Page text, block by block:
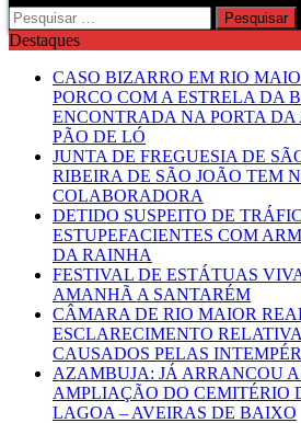
Pesquisar
por:
Destaques
CASO BIZARRO EM RIO
PORCO COM A ESTRELA DA
ENCONTRADA NA PORTA
PÃO DE LÓ
JUNTA DE FREGUESIA DE
RIBEIRA DE SÃO JOÃO TEM
COLABORADORA
DETIDO SUSPEITO DE
ESTUPEFACIENTES COM
DA RAINHA
FESTIVAL DE ESTÁTUAS
AMANHÃ A SANTARÉM
CÂMARA DE RIO MAIOR
ESCLARECIMENTO
CAUSADOS PELAS
AZAMBUJA: JÁ ARRANCOU
AMPLIAÇÃO DO CEMITÉRIO
LAGOA – AVEIRAS DE BAIXO